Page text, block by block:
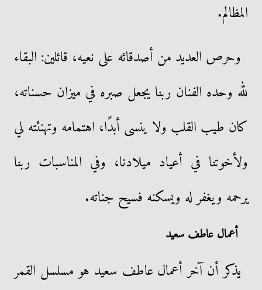
المظالم.
وحرص العديد من أصدقائه على نعيه، قائلين: البقاء
لله وحده الفنان ربنا يجعل صبره في ميزان حسناته،
كان طيب القلب ولا ينسى أبدًا، اهتمامه وتهنئته لي
ولأخوتنا في أعياد ميلادنا، وفي المناسبات ربنا
يرحمه ويغفر له ويسكنه فسيح جناته.
أعمال عاطف سعيد
يذكر أن آخر أعمال عاطف سعيد هو مسلسل القمر